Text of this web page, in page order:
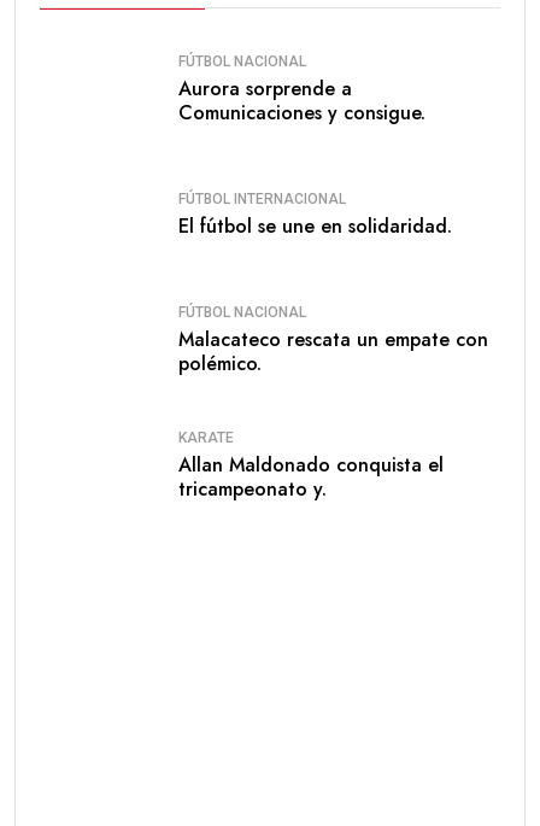
FÚTBOL NACIONAL
Aurora sorprende a
Comunicaciones y consigue.
FÚTBOL INTERNACIONAL
El fútbol se une en solidaridad.
FÚTBOL NACIONAL
Malacateco rescata un empate con
polémico.
KARATE
Allan Maldonado conquista el
tricampeonato y.